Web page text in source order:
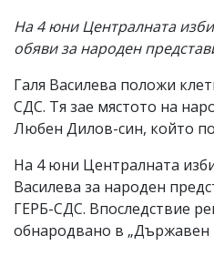
за
тях!
Ако
откриете
обиден
за
вас
моля
сигнализирайте
ни!
На 4 юни Централната
обяви за народен
Галя Василева положи
СДС. Тя зае мястото на
Любен Дилов-син, който
На 4 юни Централната
Василева за народен
ГЕРБ-СДС. Впоследствие
обнародвано в „Държавен